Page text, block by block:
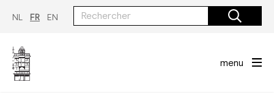
NL FR EN
menu